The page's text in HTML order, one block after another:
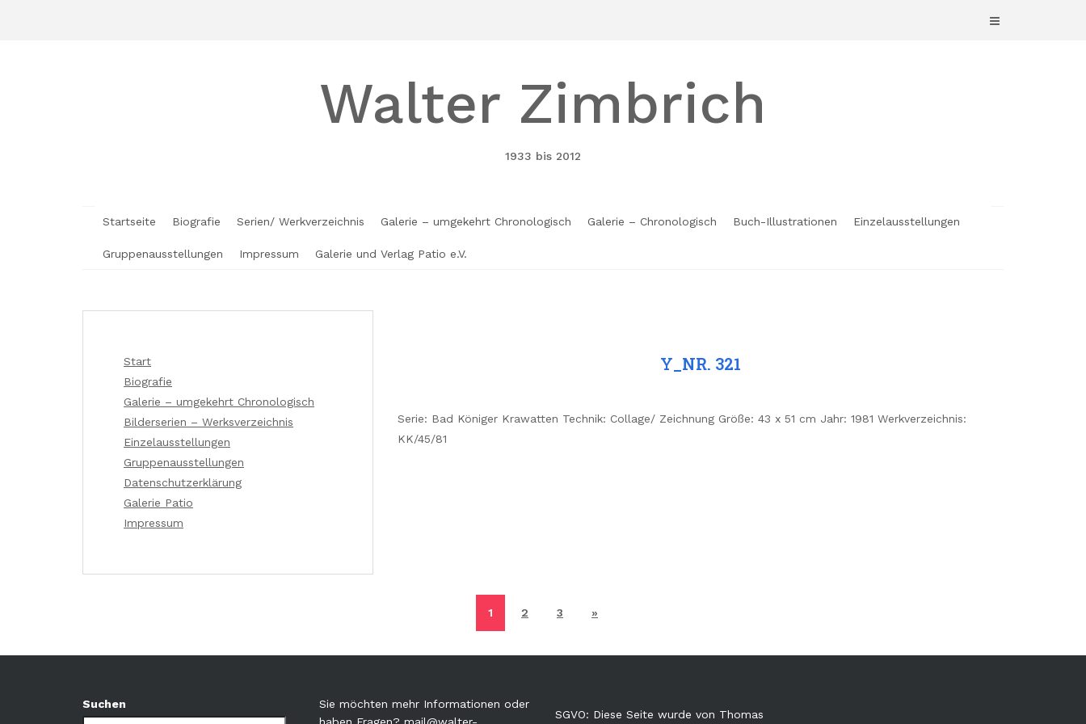
Walter Zimbrich
1933 bis 2012
Startseite Biografie Serien/ Werkverzeichnis Galerie – umgekehrt Chronologisch Galerie – Chronologisch Buch-Illustrationen Einzelausstellungen
Gruppenausstellungen Impressum Galerie und Verlag Patio e.V.
Y_NR. 321
Serie: Bad Königer Krawatten Technik: Collage/ Zeichnung Größe: 43 x 51 cm Jahr: 1981 Werkverzeichnis:
KK/45/81
Start
Biografie
Galerie – umgekehrt Chronologisch
Bilderserien – Werksverzeichnis
Einzelausstellungen
Gruppenausstellungen
Datenschutzerklärung
Galerie Patio
Impressum
1 2 3 »
Suchen
Sie möchten mehr Informationen oder
SGVO: Diese Seite wurde von Thomas